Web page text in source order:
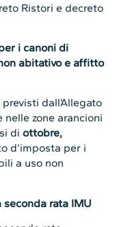
Ristori e decreto
i canoni di
abitativo e affitto
dall’Allegato
zone arancioni
diottobre,
d’imposta per i
a uso non
rata IMU